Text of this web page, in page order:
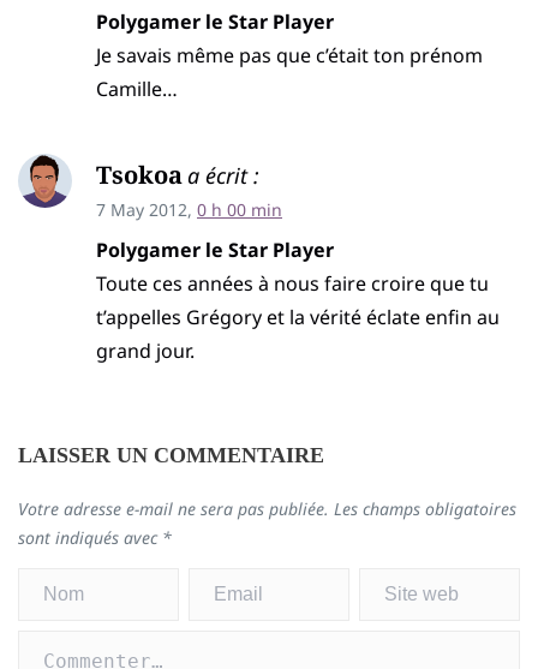
Polygamer le Star Player
Je savais même pas que c’était ton prénom
Camille…
Tsokoaa écrit :
7 May 2012, 0 h 00 min
Polygamer le Star Player
Toute ces années à nous faire croire que tu
t’appelles Grégory et la vérité éclate enfin au
grand jour.
LAISSER UN COMMENTAIRE
Votre adresse e-mail ne sera pas publiée. Les champs obligatoires
sont indiqués avec *